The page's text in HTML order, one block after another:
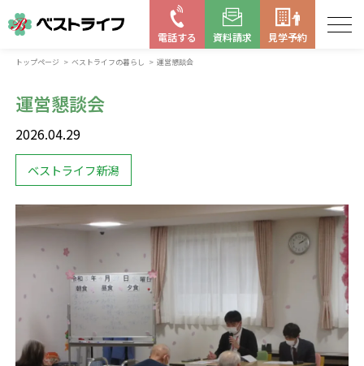
電話する 資料請求 見学予約
トップページ ベストライフの暮らし 運営懇談会
運営懇談会
2026.04.29
ベストライフ新潟